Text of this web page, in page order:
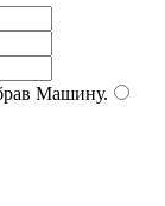
Машину.